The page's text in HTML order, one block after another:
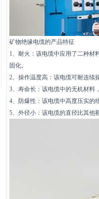
矿物绝缘电缆的产品特征
1、耐火：该电缆中应用了二种
固化。
2、操作温度高：该电缆可耐连续
3、寿命长：该电缆中的无机材料
4、防爆性：该电缆中高度压实的
5、外径小：该电缆的直径比其他